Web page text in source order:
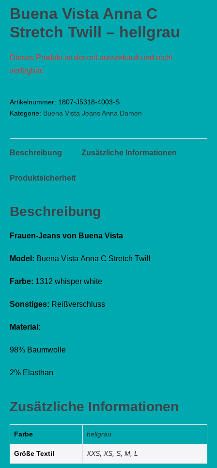
Buena Vista Anna C
Stretch Twill – hellgrau
Dieses Produkt ist derzeit ausverkauft und nicht
verfügbar.
Artikelnummer: 1807-J5318-4003-S
Kategorie: Buena Vista Jeans Anna Damen
Beschreibung Zusätzliche Informationen
Produktsicherheit
Beschreibung
Frauen-Jeans von Buena Vista
Model: Buena Vista Anna C Stretch Twill
Farbe: 1312 whisper white
Sonstiges: Reißverschluss
Material:
98% Baumwolle
2% Elasthan
Zusätzliche Informationen
Farbe hellgrau
Größe Textil XXS XS S M L